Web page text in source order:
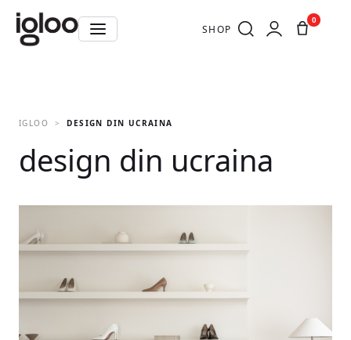
SHOP
0
IGLOO DESIGN DIN UCRAINA
design din ucraina